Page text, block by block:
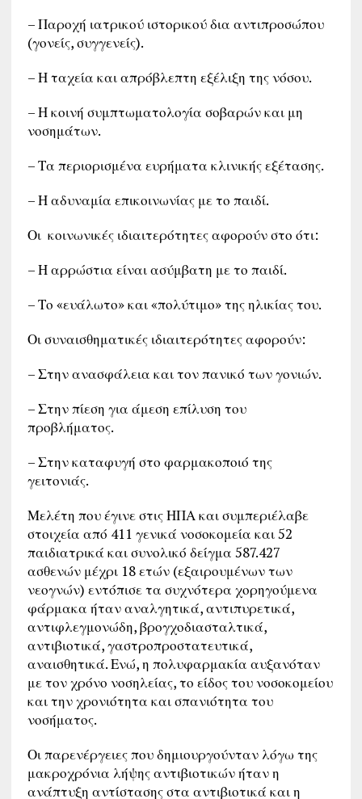
– Παροχή ιατρικού ιστορικού δια αντιπροσώπου
(γονείς, συγγενείς).
– Η ταχεία και απρόβλεπτη εξέλιξη της νόσου.
– Η κοινή συμπτωματολογία σοβαρών και μη
νοσημάτων.
– Τα περιορισμένα ευρήματα κλινικής εξέτασης.
– Η αδυναμία επικοινωνίας με το παιδί.
Οι κοινωνικές ιδιαιτερότητες αφορούν στο ότι:
– Η αρρώστια είναι ασύμβατη με το παιδί.
– Το «ευάλωτο» και «πολύτιμο» της ηλικίας του.
Οι συναισθηματικές ιδιαιτερότητες αφορούν:
– Στην ανασφάλεια και τον πανικό των γονιών.
– Στην πίεση για άμεση επίλυση του
προβλήματος.
– Στην καταφυγή στο φαρμακοποιό της
γειτονιάς.
Μελέτη που έγινε στις ΗΠΑ και συμπεριέλαβε
στοιχεία από 411 γενικά νοσοκομεία και 52
παιδιατρικά και συνολικό δείγμα 587.427
ασθενών μέχρι 18 ετών (εξαιρουμένων των
νεογνών) εντόπισε τα συχνότερα χορηγούμενα
φάρμακα ήταν αναλγητικά, αντιπυρετικά,
αντιφλεγμονώδη, βρογχοδιασταλτικά,
αντιβιοτικά, γαστροπροστατευτικά,
αναισθητικά. Ενώ, η πολυφαρμακία αυξανόταν
με τον χρόνο νοσηλείας, το είδος του νοσοκομείου
και την χρονιότητα και σπανιότητα του
νοσήματος.
Οι παρενέργειες που δημιουργούνταν λόγω της
μακροχρόνια λήψης αντιβιοτικών ήταν η
ανάπτυξη αντίστασης στα αντιβιοτικά και η